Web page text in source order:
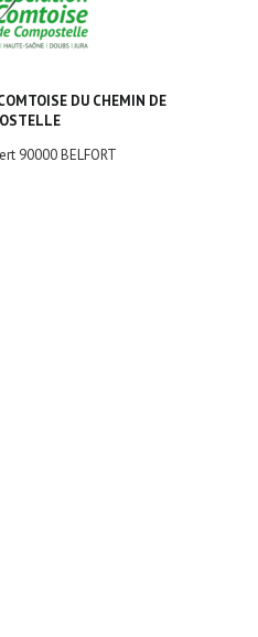
DU CHEMIN DE
90000 BELFORT